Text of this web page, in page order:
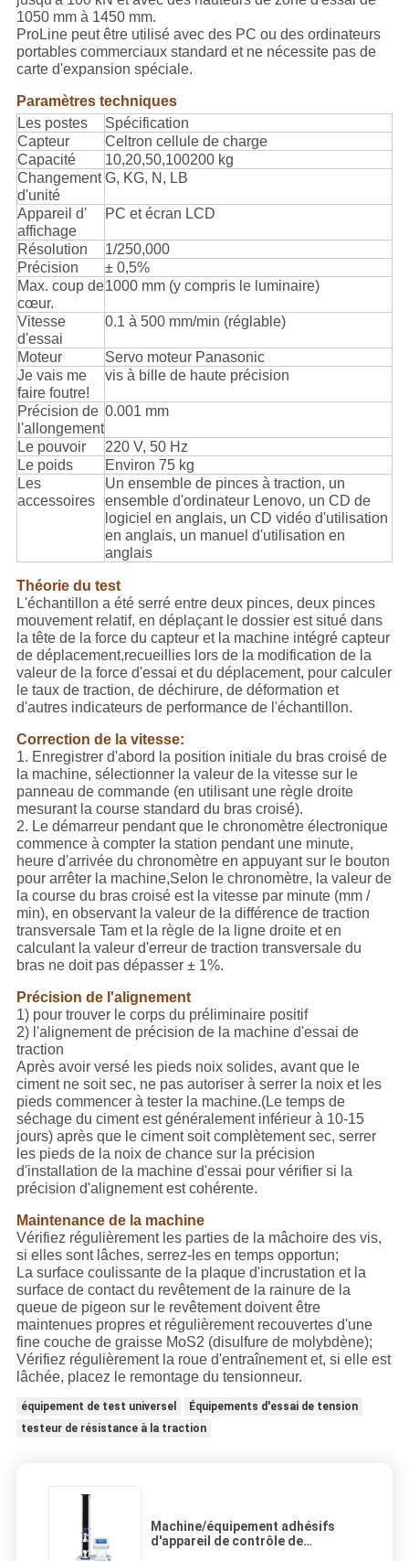
1050 mm à 1450 mm.
ProLine peut être utilisé avec des PC ou des ordinateurs
portables commerciaux standard et ne nécessite pas de
carte d'expansion spéciale.
Paramètres techniques
Les postes
Spécification
Capteur
Celtron cellule de charge
Capacité
10,20,50,100200 kg
Changement
d'unité
G, KG, N, LB
Appareil d'
affichage
PC et écran LCD
Résolution
1/250,000
Précision
± 0,5%
Max. coup de
cœur.
1000 mm (y compris le luminaire)
Vitesse
d'essai
0.1 à 500 mm/min (réglable)
Moteur
Servo moteur Panasonic
Je vais me
faire foutre!
vis à bille de haute précision
Précision de
l'allongement
0.001 mm
Le pouvoir
220 V, 50 Hz
Le poids
Environ 75 kg
Les
accessoires
Un ensemble de pinces à traction, un
ensemble d'ordinateur Lenovo, un CD de
logiciel en anglais, un CD vidéo d'utilisation
en anglais, un manuel d'utilisation en
anglais
Théorie du test
L'échantillon a été serré entre deux pinces, deux pinces
mouvement relatif, en déplaçant le dossier est situé dans
la tête de la force du capteur et la machine intégré capteur
de déplacement,recueillies lors de la modification de la
valeur de la force d'essai et du déplacement, pour calculer
le taux de traction, de déchirure, de déformation et
d'autres indicateurs de performance de l'échantillon.
Correction de la vitesse:
1. Enregistrer d'abord la position initiale du bras croisé de
la machine, sélectionner la valeur de la vitesse sur le
panneau de commande (en utilisant une règle droite
mesurant la course standard du bras croisé).
2. Le démarreur pendant que le chronomètre électronique
commence à compter la station pendant une minute,
heure d'arrivée du chronomètre en appuyant sur le bouton
pour arrêter la machine,Selon le chronomètre, la valeur de
la course du bras croisé est la vitesse par minute (mm /
min), en observant la valeur de la différence de traction
transversale Tam et la règle de la ligne droite et en
calculant la valeur d'erreur de traction transversale du
bras ne doit pas dépasser ± 1%.
Précision de l'alignement
1) pour trouver le corps du préliminaire positif
2) l'alignement de précision de la machine d'essai de
traction
Après avoir versé les pieds noix solides, avant que le
ciment ne soit sec, ne pas autoriser à serrer la noix et les
pieds commencer à tester la machine.(Le temps de
séchage du ciment est généralement inférieur à 10-15
jours) après que le ciment soit complètement sec, serrer
les pieds de la noix de chance sur la précision
d'installation de la machine d'essai pour vérifier si la
précision d'alignement est cohérente.
Maintenance de la machine
Vérifiez régulièrement les parties de la mâchoire des vis,
si elles sont lâches, serrez-les en temps opportun;
La surface coulissante de la plaque d'incrustation et la
surface de contact du revêtement de la rainure de la
queue de pigeon sur le revêtement doivent être
maintenues propres et régulièrement recouvertes d'une
fine couche de graisse MoS2 (disulfure de molybdène);
Vérifiez régulièrement la roue d'entraînement et, si elle est
lâchée, placez le remontage du tensionneur.
équipement de test universel
Équipements d'essai de tension
testeur de résistance à la traction
Machine/équipement adhésifs
d'appareil de contrôle de